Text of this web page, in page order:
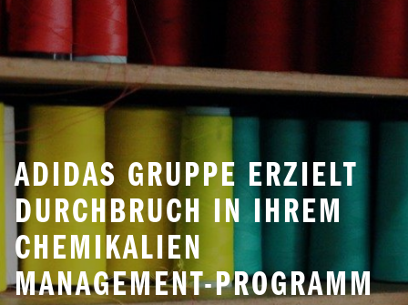
ADIDAS GRUPPE ERZIELT
DURCHBRUCH IN IHREM
CHEMIKALIEN
MANAGEMENT-PROGRAMM